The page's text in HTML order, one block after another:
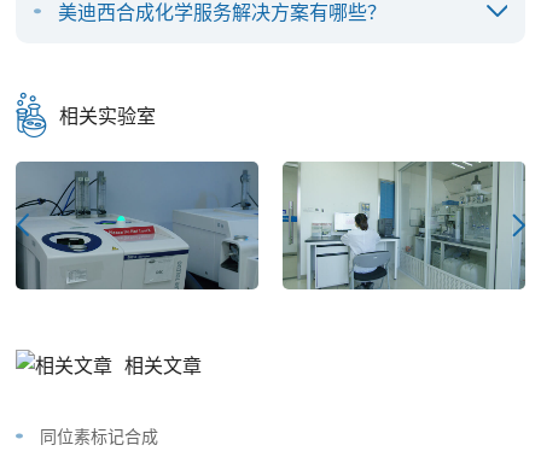
美迪西合成化学服务解决方案有哪些？
相关实验室
相关文章
同位素标记合成